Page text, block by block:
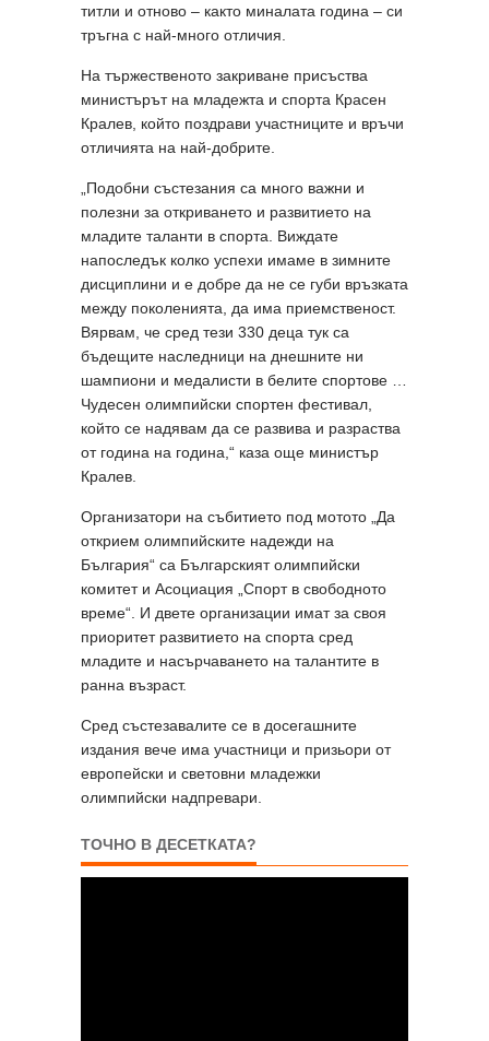
титли и отново – както миналата година – си
тръгна с най-много отличия.
На тържественото закриване присъства
министърът на младежта и спорта Красен
Кралев, който поздрави участниците и връчи
отличията на най-добрите.
„Подобни състезания са много важни и
полезни за откриването и развитието на
младите таланти в спорта. Виждате
напоследък колко успехи имаме в зимните
дисциплини и е добре да не се губи връзката
между поколенията, да има приемственост.
Вярвам, че сред тези 330 деца тук са
бъдещите наследници на днешните ни
шампиони и медалисти в белите спортове …
Чудесен олимпийски спортен фестивал,
който се надявам да се развива и разраства
от година на година,“ каза още министър
Кралев.
Организатори на събитието под мотото „Да
открием олимпийските надежди на
България“ са Българският олимпийски
комитет и Асоциация „Спорт в свободното
време“. И двете организации имат за своя
приоритет развитието на спорта сред
младите и насърчаването на талантите в
ранна възраст.
Сред състезавалите се в досегашните
издания вече има участници и призьори от
европейски и световни младежки
олимпийски надпревари.
ТОЧНО В ДЕСЕТКАТА?